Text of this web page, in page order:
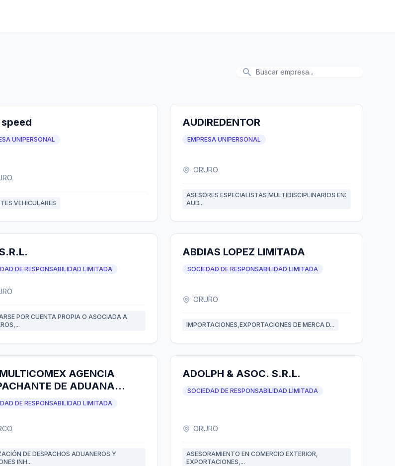
UNIPERSONAL
VEHICULARES
AUDIREDENTOR
EMPRESA UNIPERSONAL
ORURO
ASESORES ESPECIALISTAS MULTIDISCIPLINARIOS EN:
AUD...
DE RESPONSABILIDAD LIMITADA
POR CUENTA PROPIA O ASOCIADA A
ABDIAS LOPEZ LIMITADA
SOCIEDAD DE RESPONSABILIDAD LIMITADA
ORURO
IMPORTACIONES,EXPORTACIONES DE MERCA D...
AGENCIA
DE ADUANA
DE RESPONSABILIDAD LIMITADA
DE DESPACHOS ADUANEROS Y
INH...
ADOLPH & ASOC. S.R.L.
SOCIEDAD DE RESPONSABILIDAD LIMITADA
ORURO
ASESORAMIENTO EN COMERCIO EXTERIOR,
EXPORTACIONES,...